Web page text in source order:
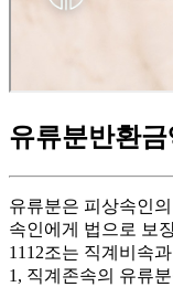
유류분반환금
유류분은 피상속인
속인에게 법으로 보
1112조는 직계비속
1, 직계존속의 유류